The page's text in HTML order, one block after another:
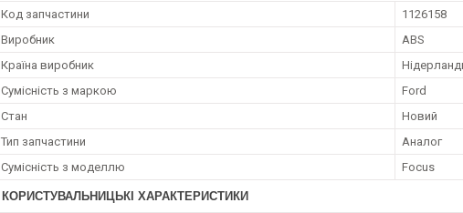
Код запчастини
1126158
Виробник
ABS
Країна виробник
Сумісність з маркою
Ford
Стан
Новий
Тип запчастини
Аналог
Сумісність з моделлю
Focus
КОРИСТУВАЛЬНИЦЬКІ ХАРАКТЕРИСТИКИ